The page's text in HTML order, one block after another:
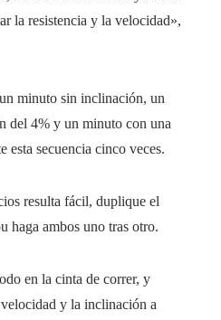
la resistencia y la velocidad»,
minuto sin inclinación, un
del 4% y un minuto con una
secuencia cinco veces.
resulta fácil, duplique el
haga ambos uno tras otro.
en la cinta de correr, y
y la inclinación a